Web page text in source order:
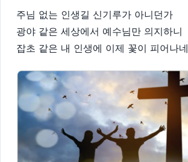
주님 없는 인생길 신기루가 아니던가
광야 같은 세상에서 예수님만 의지하니
잡초 같은 내 인생에 이제 꽃이 피어나네